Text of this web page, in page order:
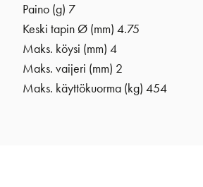
Paino (g) 7
Keski tapin Ø (mm) 4.75
Maks. köysi (mm) 4
Maks. vaijeri (mm) 2
Maks. käyttökuorma (kg) 454